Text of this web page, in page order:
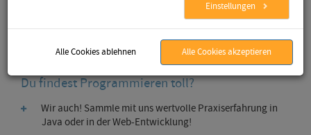
Zur Unterstützung unseres Teams suchen wir ab sofort Java-
Entwickler und Web-Entwickler (m/w/d) als Werkstudententätigkeit
Du findest Programmieren toll?
Wir auch! Sammle mit uns wertvolle Praxiserfahrung in
Java oder in der Web-Entwicklung!
Einstellungen
Alle Cookies ablehnen Alle Cookies akzeptieren